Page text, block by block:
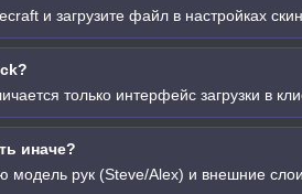
и загрузите файл в настройках
только интерфейс загрузки в
иначе?
модель рук (Steve/Alex) и внешние